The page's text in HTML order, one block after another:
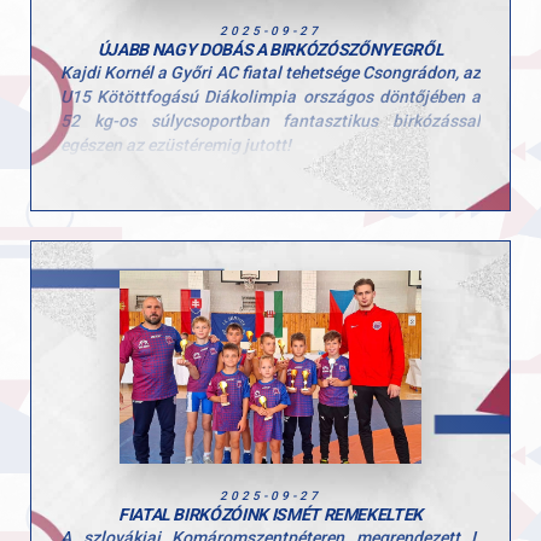
2025-09-27
ÚJABB NAGY DOBÁS A BIRKÓZÓSZŐNYEGRŐL
Kajdi Kornél a Győri AC fiatal tehetsége Csongrádon, az
U15 Kötöttfogású Diákolimpia országos döntőjében a
52 kg-os súlycsoportban fantasztikus birkózással
egészen az ezüstéremig jutott!
Gratulálunk Kornélnak a remek szerepléshez, és
büszkék vagyunk az elért eredményére!
2025-09-27
FIATAL BIRKÓZÓINK ISMÉT REMEKELTEK